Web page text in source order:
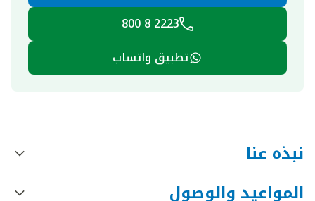
2223 8 800
تطبيق واتساب
نبذه عنا
المواعيد والوصول